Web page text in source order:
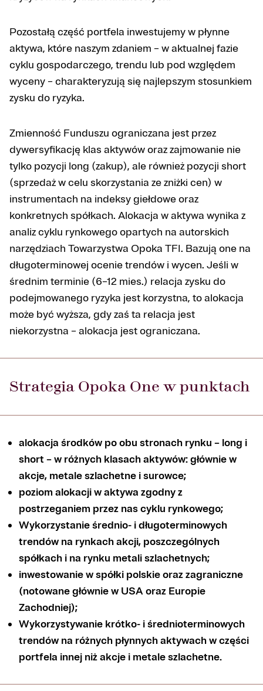
Pozostałą część portfela inwestujemy w płynne
aktywa, które naszym zdaniem – w aktualnej fazie
cyklu gospodarczego, trendu lub pod względem
wyceny – charakteryzują się najlepszym stosunkiem
zysku do ryzyka.
Zmienność Funduszu ograniczana jest przez
dywersyfikację klas aktywów oraz zajmowanie nie
tylko pozycji long (zakup), ale również pozycji short
(sprzedaż w celu skorzystania ze zniżki cen) w
instrumentach na indeksy giełdowe oraz
konkretnych spółkach. Alokacja w aktywa wynika z
analiz cyklu rynkowego opartych na autorskich
narzędziach Towarzystwa Opoka TFI. Bazują one na
długoterminowej ocenie trendów i wycen. Jeśli w
średnim terminie (6–12 mies.) relacja zysku do
podejmowanego ryzyka jest korzystna, to alokacja
może być wyższa, gdy zaś ta relacja jest
niekorzystna – alokacja jest ograniczana.
Strategia Opoka One w punktach
alokacja środków po obu stronach rynku – long i
short – w różnych klasach aktywów: głównie w
akcje, metale szlachetne i surowce;
poziom alokacji w aktywa zgodny z
postrzeganiem przez nas cyklu rynkowego;
Wykorzystanie średnio- i długoterminowych
trendów na rynkach akcji, poszczególnych
spółkach i na rynku metali szlachetnych;
inwestowanie w spółki polskie oraz zagraniczne
(notowane głównie w USA oraz Europie
Zachodniej);
Wykorzystywanie krótko- i średnioterminowych
trendów na różnych płynnych aktywach w części
portfela innej niż akcje i metale szlachetne.